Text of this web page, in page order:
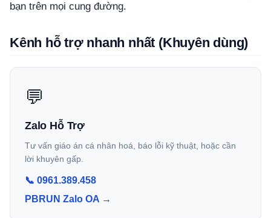
bạn trên mọi cung đường.
Kênh hỗ trợ nhanh nhất (Khuyên dùng)
💬
Zalo Hỗ Trợ
Tư vấn giáo án cá nhân hoá, báo lỗi kỹ thuật, hoặc cần
lời khuyên gấp.
📞 0961.389.458
PBRUN Zalo OA →